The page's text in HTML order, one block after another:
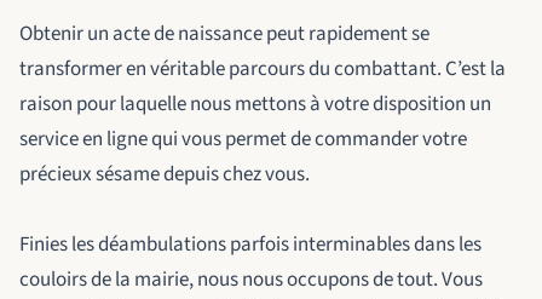
Obtenir un acte de naissance peut rapidement se
transformer en véritable parcours du combattant. C’est la
raison pour laquelle nous mettons à votre disposition un
service en ligne qui vous permet de commander votre
précieux sésame depuis chez vous.
Finies les déambulations parfois interminables dans les
couloirs de la mairie, nous nous occupons de tout. Vous